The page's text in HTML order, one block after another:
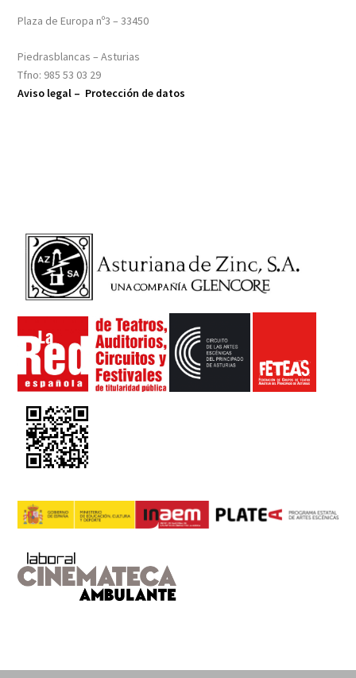
Plaza de Europa nº3 – 33450
Piedrasblancas – Asturias
Tfno: 985 53 03 29
Aviso legal – Protección de datos